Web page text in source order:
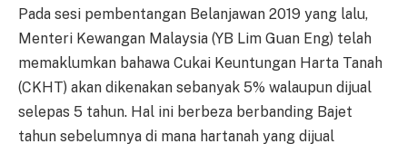
Pada sesi pembentangan Belanjawan 2019 yang lalu,
Menteri Kewangan Malaysia (YB Lim Guan Eng) telah
memaklumkan bahawa Cukai Keuntungan Harta Tanah
(CKHT) akan dikenakan sebanyak 5% walaupun dijual
selepas 5 tahun. Hal ini berbeza berbanding Bajet
tahun sebelumnya di mana hartanah yang dijual